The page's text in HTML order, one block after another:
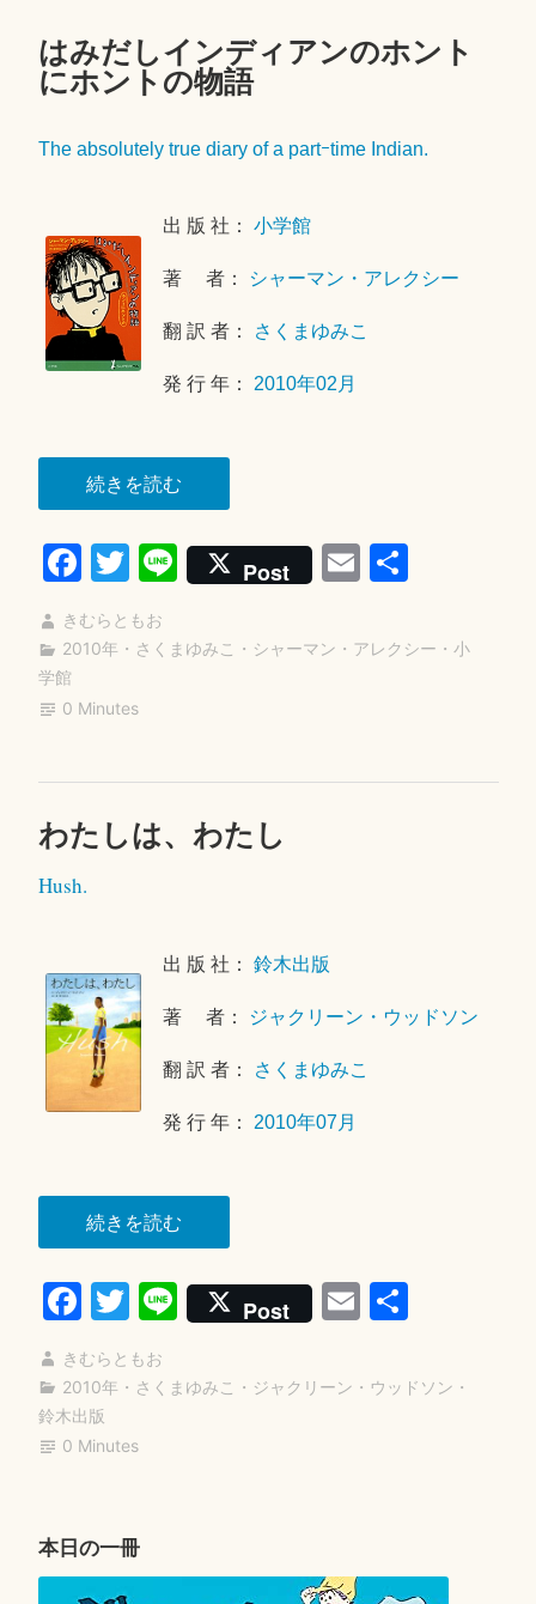
はみだしインディアンのホント
にホントの物語
The absolutely true diary of a partｰtime Indian.
出 版 社：小学館
著 者： シャーマン・アレクシー
翻 訳 者： さくまゆみこ
発 行 年：2010年02月
続きを読む“は
み
だ
し
ン
ン
ホ
に
ン
の
物
Fa
ce
bo
T
wi
tte
Li
ne
Post E
ail
共
きむらともお
2010年 ・ さくまゆみこ ・ シャーマン・アレクシー ・ 小
学館
コ
メ
ン
を
2
0
1
年
0
日
0 Minutes
わたしは、わたし
Hush.
出 版 社：鈴木出版
著 者： ジャクリーン・ウッドソン
翻 訳 者： さくまゆみこ
発 行 年： 2010年07月
続きを読む“わ
た
し
は、
た
Fa
ce
bo
ok
T
wi
tte
Li
ne
Post E
ail
共
きむらともお
2010年 ・ さくまゆみこ ・ ジャクリーン・ウッドソン ・
鈴木出版
コ
ン
残
す
2
1
4
月
2
0
0 Minutes
本日の一冊